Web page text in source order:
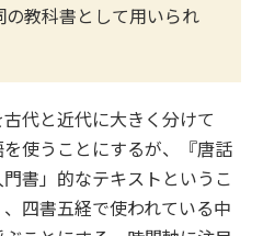
教科書として用いられ
代と近代に大きく分けて
を使うことにするが、『唐話
書」的なテキストというこ
四書五経で使われている中